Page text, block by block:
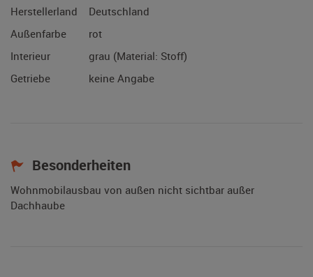
Herstellerland
Deutschland
Außenfarbe
rot
Interieur
grau (Material: Stoff)
Getriebe
keine Angabe
Besonderheiten
Wohnmobilausbau von außen nicht sichtbar außer
Dachhaube